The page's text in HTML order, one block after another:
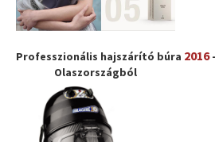
Professzionális hajszárító búra 2016
Olaszországból